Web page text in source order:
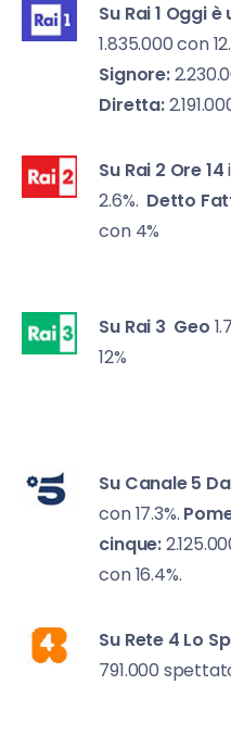
Su Rai 1 Oggi è
1.835.000 con
Signore:
Diretta:
Su Rai 2 Ore 14
2.6%. Detto
con 4%
Su Rai 3 Geo
12%
Su Canale 5
con 17.3%.
cinque:
con 16.4%.
Su Rete 4 Lo
791.000